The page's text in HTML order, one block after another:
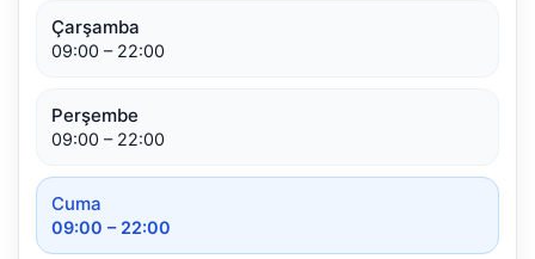
Çarşamba
09:00 – 22:00
Perşembe
09:00 – 22:00
Cuma
09:00 – 22:00